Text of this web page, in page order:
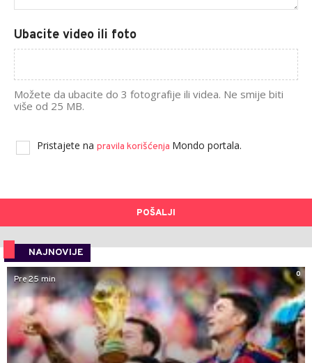
Ubacite video ili foto
Možete da ubacite do 3 fotografije ili videa. Ne smije biti
više od 25 MB.
Pristajete na pravila korišćenja Mondo portala.
POŠALJI
NAJNOVIJE
0
Pre 25 min